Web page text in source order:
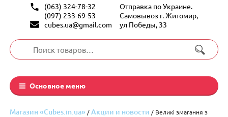
(063) 324-78-32
(097) 233-69-53
cubes.ua@gmail.com
Отправка по Украине.
Самовывоз г. Житомир,
ул Победы, 33
Искать:
Основное меню
Магазин «Cubes.in.ua» /Акции и новости / Великі змагання з